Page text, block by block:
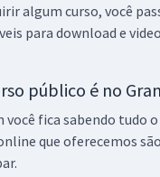
algum curso, você
para download e
público é no Gran
você fica sabendo tudo
que oferecemos